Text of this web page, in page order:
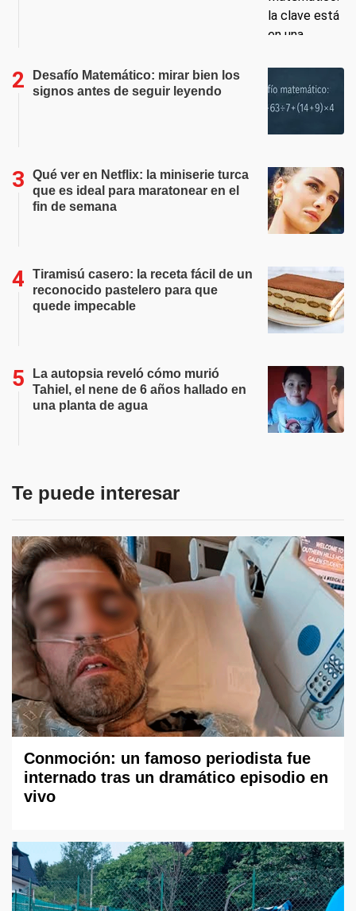
Desafío Matemático: mirar bien los
signos antes de seguir leyendo
Qué ver en Netflix: la miniserie turca
que es ideal para maratonear en el
fin de semana
Tiramisú casero: la receta fácil de un
reconocido pastelero para que
quede impecable
La autopsia reveló cómo murió
Tahiel, el nene de 6 años hallado en
una planta de agua
Te puede interesar
Conmoción: un famoso periodista fue
internado tras un dramático episodio en
vivo